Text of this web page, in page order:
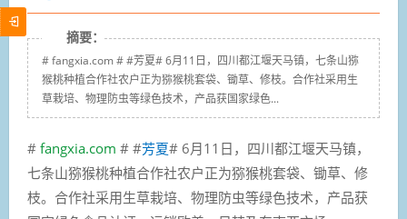
摘要：
# fangxia.com # #芳夏# 6月11日，四川都江堰天马镇，七条山猕
猴桃种植合作社农户正为猕猴桃套袋、锄草、修枝。合作社采用生
草栽培、物理防虫等绿色技术，产品获国家绿色...
# fangxia.com # #芳夏# 6月11日，四川都江堰天马镇，
七条山猕猴桃种植合作社农户正为猕猴桃套袋、锄草、修
枝。合作社采用生草栽培、物理防虫等绿色技术，产品获